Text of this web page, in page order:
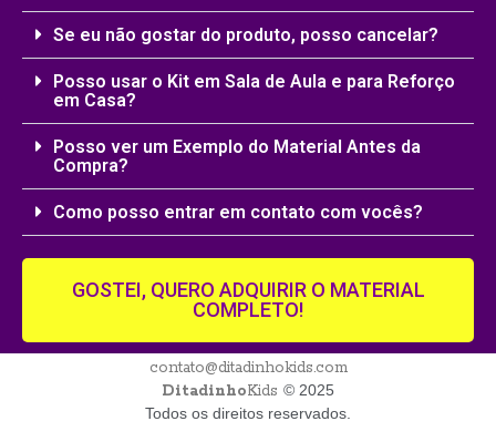
Se eu não gostar do produto, posso cancelar?
Posso usar o Kit em Sala de Aula e para Reforço
em Casa?
Posso ver um Exemplo do Material Antes da
Compra?
Como posso entrar em contato com vocês?
GOSTEI, QUERO ADQUIRIR O MATERIAL
COMPLETO!
contato@ditadinhokids.com
DitadinhoKids © 2025
Todos os direitos reservados.